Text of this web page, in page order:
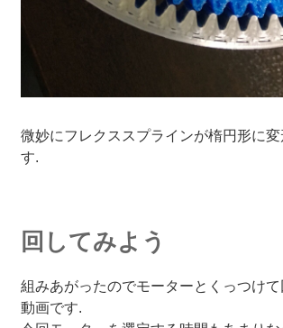
微妙にフレクススプラインが楕円形に
す.
回してみよう
組みあがったのでモーターとくっつけ
動画です.